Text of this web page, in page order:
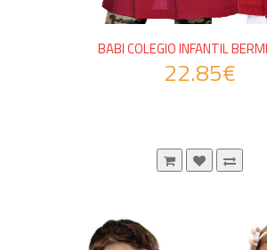
BABI COLEGIO INFANTIL
22.85€